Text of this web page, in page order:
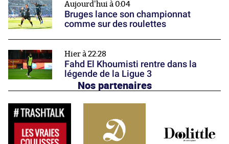
Aujourd'hui à 0:04
Bruges lance son championnat
comme sur des roulettes
Hier à 22:28
Fahd El Khoumisti rentre dans la
légende de la Ligue 3
Nos partenaires